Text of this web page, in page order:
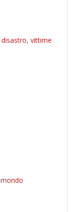
vittime